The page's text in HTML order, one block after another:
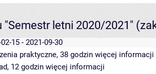
"Semestr letni 2020/2021"
15 - 2021-09-30
praktyczne, 38 godzin więcej informacji
12 godzin więcej informacji